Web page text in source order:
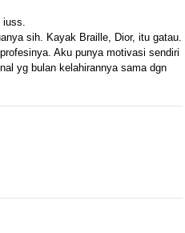
iuss.
sih. Kayak Braille, Dior, itu gatau.
Aku punya motivasi sendiri
yg bulan kelahirannya sama dgn